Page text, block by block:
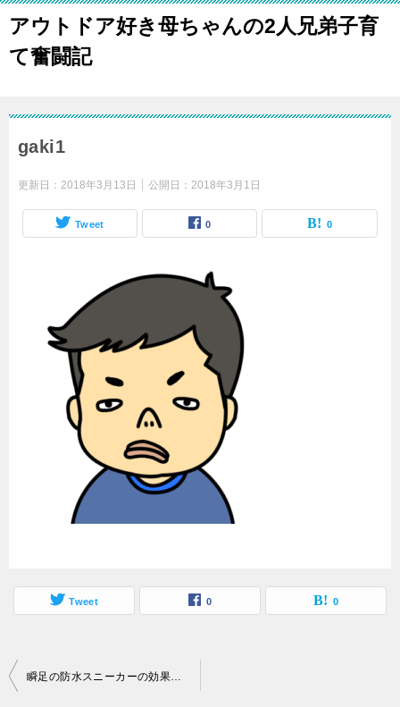
アウトドア好き母ちゃんの2人兄弟子育
て奮闘記
gaki1
更新日： 2018年3月13日 公開日： 2018年3月1日
Tweet 0 0
Tweet 0 0
瞬足の防水スニーカーの効果や履き心地は？長靴がわりになる？